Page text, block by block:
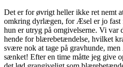
Det er for øvrigt heller ikke ret nemt
omkring dyrlægen, for Æsel er jo fast
hun er utryg på omgivelserne. Vi var
hende for blærebetændelse, hvilket
svære nok at tage på gravhunde,
sænket! Efter en time måtte jeg give